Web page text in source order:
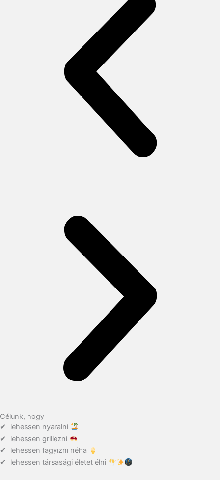
Célunk, hogy
✔ lehessen nyaralni
✔ lehessen grillezni
✔ lehessen fagyizni néha
✔ lehessen társasági életet élni